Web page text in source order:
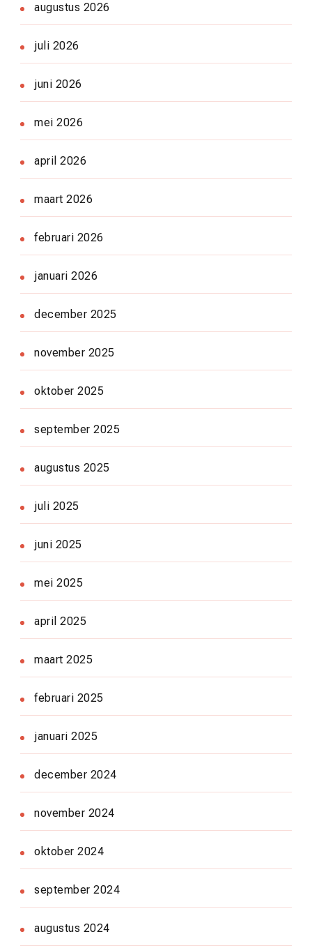
augustus 2026
juli 2026
juni 2026
mei 2026
april 2026
maart 2026
februari 2026
januari 2026
december 2025
november 2025
oktober 2025
september 2025
augustus 2025
juli 2025
juni 2025
mei 2025
april 2025
maart 2025
februari 2025
januari 2025
december 2024
november 2024
oktober 2024
september 2024
augustus 2024